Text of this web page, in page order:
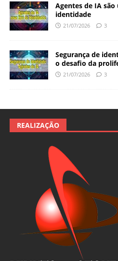
Agentes de IA
identidade
21/07/2026 3
Segurança de
o desafio da
21/07/2026 3
REALIZAÇÃO